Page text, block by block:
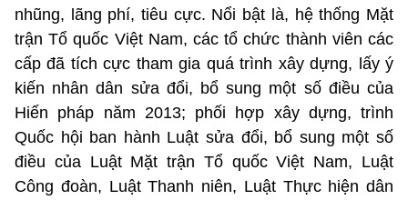
nhũng, lãng phí, tiêu cực. Nổi bật là, hệ thống Mặt
trận Tổ quốc Việt Nam, các tổ chức thành viên các
cấp đã tích cực tham gia quá trình xây dựng, lấy ý
kiến nhân dân sửa đổi, bổ sung một số điều của
Hiến pháp năm 2013; phối hợp xây dựng, trình
Quốc hội ban hành Luật sửa đổi, bổ sung một số
điều của Luật Mặt trận Tổ quốc Việt Nam, Luật
Công đoàn, Luật Thanh niên, Luật Thực hiện dân